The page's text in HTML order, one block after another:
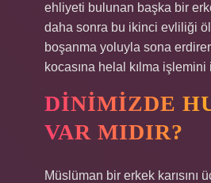
ehliyeti bulunan başka bir
daha sonra bu ikinci evliliği
boşanma yoluyla sona
kocasına helal kılma işlemini
DINIMIZDE
VAR MIDIR?
Müslüman bir erkek karısını